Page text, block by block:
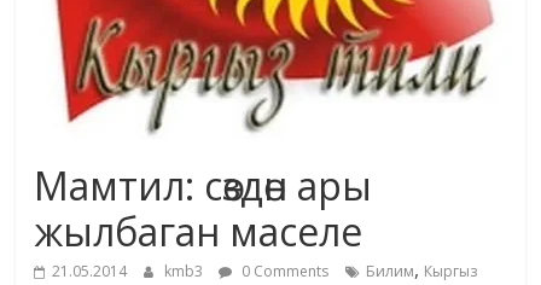
Мамтил: сөздөн ары
жылбаган маселе
21.05.2014 kmb3 0 Comments Билим, Кыргыз